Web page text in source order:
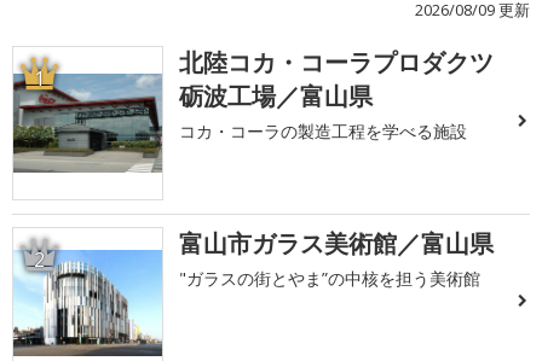
2026/08/09 更新
1
北陸コカ・コーラプロダクツ
砺波工場／富山県
コカ・コーラの製造工程を学べる施設
2 富山市ガラス美術館／富山県
"ガラスの街とやま”の中核を担う美術館